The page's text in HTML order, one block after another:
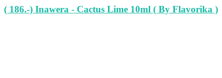
( 186.-) Inawera - Cactus Lime 10ml ( By Flavorika )